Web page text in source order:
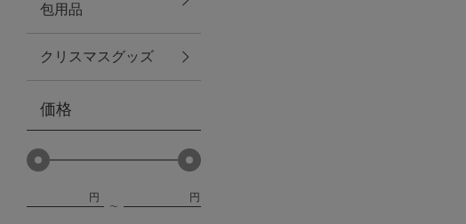
防災グッズ・非常食
包用品
クリスマスグッズ
価格
円 円